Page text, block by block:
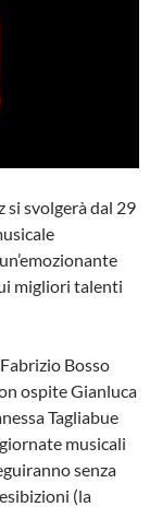
si svolgerà dal 29
migliori talenti
Bosso
ospite Gianluca
Tagliabue
musicali
senza
(la